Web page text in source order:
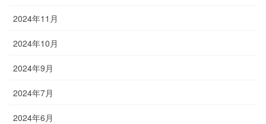
2024年11月
2024年10月
2024年9月
2024年7月
2024年6月